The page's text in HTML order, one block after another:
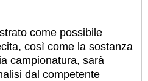
come possibile
così come la sostanza
campionatura, sarà
dal competente